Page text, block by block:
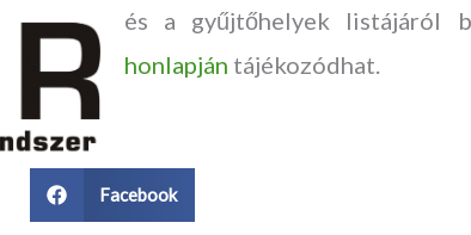
és a gyűjtőhelyek listájáról
honlapján tájékozódhat.
Facebook